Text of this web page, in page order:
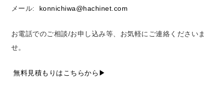
メール: konnichiwa@hachinet.com
お電話でのご相談/お申し込み等、お気軽にご連絡くださいま
せ。
無料見積もりはこちらから▶